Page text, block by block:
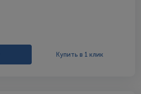
Купить в 1 клик